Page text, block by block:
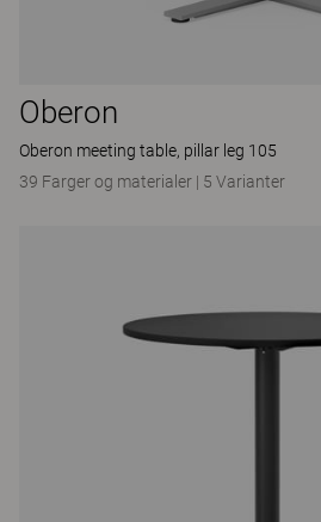
Oberon
Oberon meeting table, pillar leg 105
39 Farger og materialer | 5 Varianter